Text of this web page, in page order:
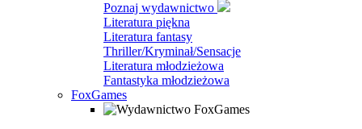
Poznaj wydawnictwo
Literatura piękna
Literatura fantasy
Thriller/Kryminał/Sensacje
Literatura młodzieżowa
Fantastyka młodzieżowa
FoxGames